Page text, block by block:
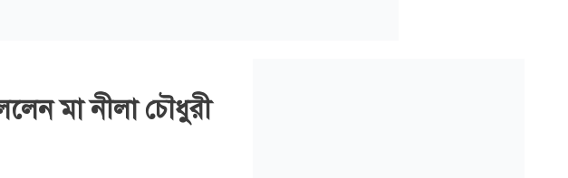
মা নীলা চৌধুরী